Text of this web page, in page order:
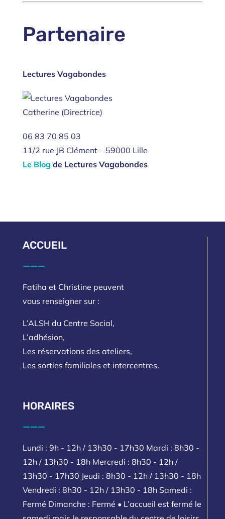
Partenaire
Lectures Vagabondes
Catherine (Directrice)
06 83 70 85 03
11/2 rue JB Clément – 59000 Lille
Le Blog de Lectures Vagabondes
ACCUEIL
___
Fatiha et Christine peuvent
vous renseigner sur :
L’ALSH du Centre Social,
L’adhésion,
Les réservations des ateliers,
Les sorties familiales et intercentres.
HORAIRES
___
Lundi : 9h - 12h / 13h30 - 17h30 Mardi : 8h30 -
12h / 13h30 - 18h Mercredi : 8h30 - 12h /
13h30 - 17h30 Jeudi : 8h30 - 12h / 13h30 - 18h
Vendredi : 8h30 - 12h / 13h30 - 18h Samedi :
Fermé Dimanche : Fermé • L’accueil est fermé le